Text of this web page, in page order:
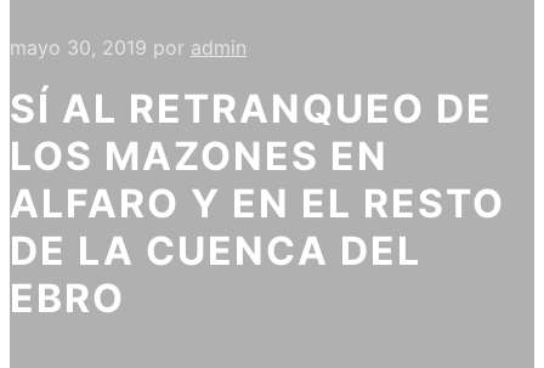
mayo 30, 2019 por admin
SÍ AL RETRANQUEO DE
LOS MAZONES EN
ALFARO Y EN EL RESTO
DE LA CUENCA DEL
EBRO